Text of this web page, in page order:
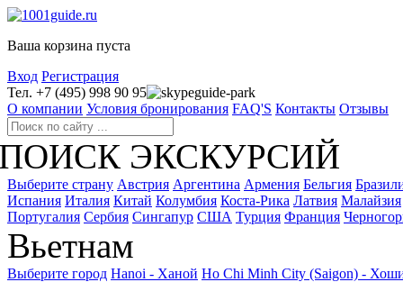
Ваша корзина пуста
Вход Регистрация
Тел. +7 (495) 998 90 95
guide-park
О компании Условия бронирования FAQ'S Контакты Отзывы
ЭКСКУРСИЙ
Выберите страну Австрия Аргентина Армения Бельгия
Испания Италия Китай Колумбия Коста-Рика Латвия Малайзия
Португалия Сербия Сингапур США Турция Франция
Вьетнам
Выберите город Hanoi - Ханой Ho Chi Minh City (Saigon) -